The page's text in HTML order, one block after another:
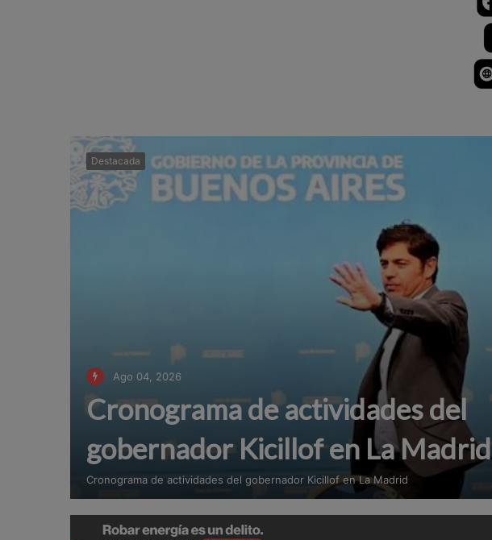
Destacada
Ago 04, 2026
Cronograma de actividades del
gobernador Kicillof en La Madrid
Cronograma de actividades del gobernador Kicillof en La Madrid